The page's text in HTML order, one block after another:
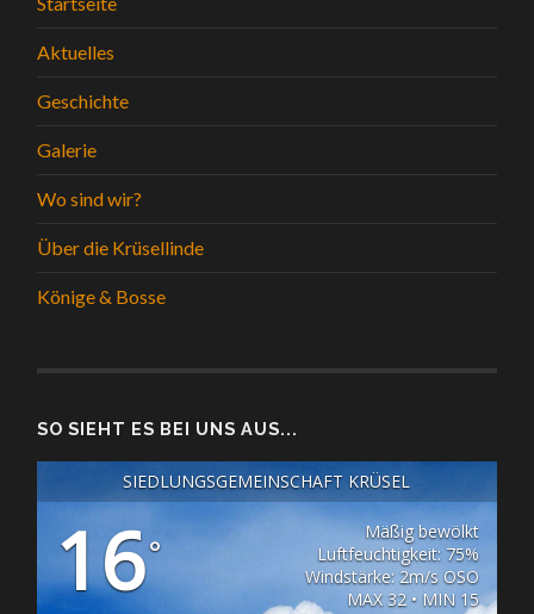
Aktuelles
Geschichte
Galerie
Wo sind wir?
Über die Krüsellinde
Könige & Bosse
SO SIEHT ES BEI UNS AUS...
SIEDLUNGSGEMEINSCHAFT KRÜSEL
16°
Mäßig bewölkt
Luftfeuchtigkeit: 75%
Windstärke: 2m/s OSO
MAX 32 • MIN 15